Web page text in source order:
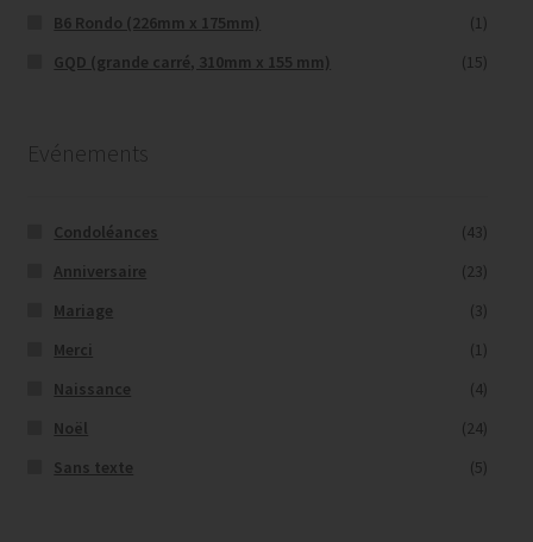
B6 Rondo (226mm x 175mm)
(1)
GQD (grande carré, 310mm x 155 mm)
(15)
Evénements
Condoléances
(43)
Anniversaire
(23)
Mariage
(3)
Merci
(1)
Naissance
(4)
Noël
(24)
Sans texte
(5)